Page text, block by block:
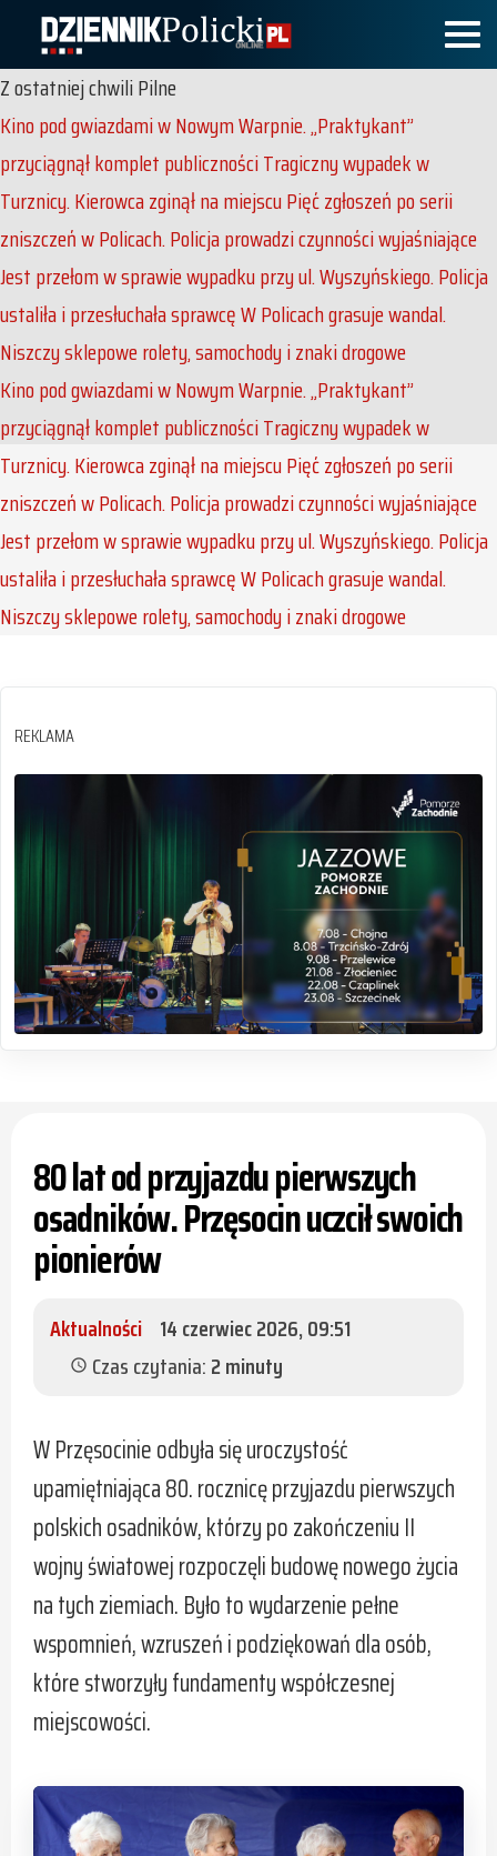
Z ostatniej chwiliPilne
Kino pod gwiazdami w Nowym Warpnie. „Praktykant”
przyciągnął komplet publicznościTragiczny wypadek w
Turznicy. Kierowca zginął na miejscuPięć zgłoszeń po serii
zniszczeń w Policach. Policja prowadzi czynności wyjaśniające
Jest przełom w sprawie wypadku przy ul. Wyszyńskiego. Policja
ustaliła i przesłuchała sprawcęW Policach grasuje wandal.
Niszczy sklepowe rolety, samochody i znaki drogowe
Kino pod gwiazdami w Nowym Warpnie. „Praktykant”
przyciągnął komplet publicznościTragiczny wypadek w
Turznicy. Kierowca zginął na miejscuPięć zgłoszeń po serii
zniszczeń w Policach. Policja prowadzi czynności wyjaśniające
Jest przełom w sprawie wypadku przy ul. Wyszyńskiego. Policja
ustaliła i przesłuchała sprawcęW Policach grasuje wandal.
Niszczy sklepowe rolety, samochody i znaki drogowe
80 lat od przyjazdu pierwszych
osadników. Przęsocin uczcił swoich
pionierów
Aktualności 14 czerwiec 2026, 09:51
schedule Czas czytania:2 minuty
W Przęsocinie odbyła się uroczystość
upamiętniająca 80. rocznicę przyjazdu pierwszych
polskich osadników, którzy po zakończeniu II
wojny światowej rozpoczęli budowę nowego życia
na tych ziemiach. Było to wydarzenie pełne
wspomnień, wzruszeń i podziękowań dla osób,
które stworzyły fundamenty współczesnej
miejscowości.